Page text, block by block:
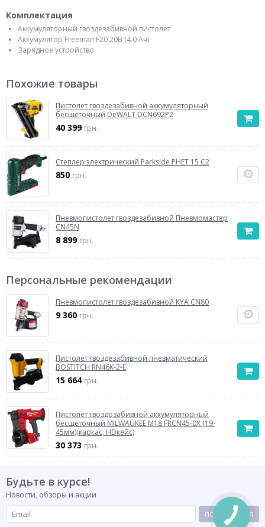
Комплектация
Аккумуляторный гвоздезабивной пистолет
Аккумулятор Freeman F20 20В (4.0 Ач)
Зарядное устройство
Похожие товары
Пистолет гвоздезабивной аккумуляторный
бесщёточный DeWALT DCN692P2
40 399 грн.
Степлер электрический Parkside PHET 15 C2
850 грн.
Пневмопистолет гвоздезабивной Пневмомастер
CN45N
8 899 грн.
Персональные рекомендации
Пневмопистолет гвоздезабивной KYA CN80
9 360 грн.
Пистолет гвоздезабивной пневматический
BOSTITCH RN46K-2-E
15 664 грн.
Пистолет гвоздозабивной аккумуляторный
бесщёточный MILWAUKEE M18 FRCN45-0X (19-
45мм)(каркас, HDкейс)
30 373 грн.
Будьте в курсе!
Новости, обзоры и акции
ПОДПИСАТЬСЯ